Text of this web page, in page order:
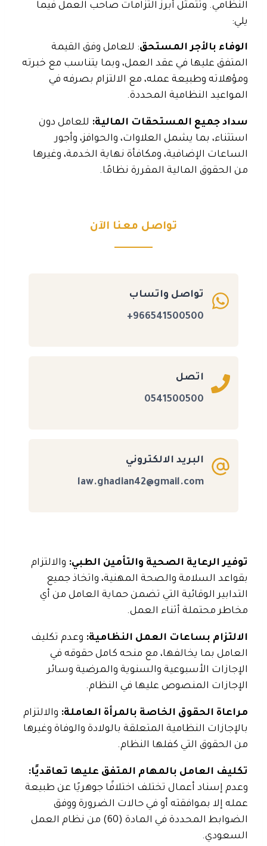
النظامي. وتتمثل أبرز التزامات صاحب العمل فيما
يلي:
الوفاء بالأجر المستحق: للعامل وفق القيمة
المتفق عليها في عقد العمل، وبما يتناسب مع خبرته
ومؤهلاته وطبيعة عمله، مع الالتزام بصرفه في
المواعيد النظامية المحددة.
سداد جميع المستحقات المالية: للعامل دون
استثناء، بما يشمل العلاوات، والحوافز، وأجور
الساعات الإضافية، ومكافأة نهاية الخدمة، وغيرها
من الحقوق المالية المقررة نظامًا.
تواصل معنا الآن
تواصل واتساب
966541500500+
اتصل
0541500500
البريد الالكتروني
law.ghadian42@gmail.com
توفير الرعاية الصحية والتأمين الطبي: والالتزام
بقواعد السلامة والصحة المهنية، واتخاذ جميع
التدابير الوقائية التي تضمن حماية العامل من أي
مخاطر محتملة أثناء العمل.
الالتزام بساعات العمل النظامية: وعدم تكليف
العامل بما يخالفها، مع منحه كامل حقوقه في
الإجازات الأسبوعية والسنوية والمرضية وسائر
الإجازات المنصوص عليها في النظام.
مراعاة الحقوق الخاصة بالمرأة العاملة: والالتزام
بالإجازات النظامية المتعلقة بالولادة والوفاة وغيرها
من الحقوق التي كفلها النظام.
تكليف العامل بالمهام المتفق عليها تعاقديًا:
وعدم إسناد أعمال تختلف اختلافًا جوهريًا عن طبيعة
عمله إلا بموافقته أو في حالات الضرورة ووفق
الضوابط المحددة في المادة (60) من نظام العمل
السعودي.